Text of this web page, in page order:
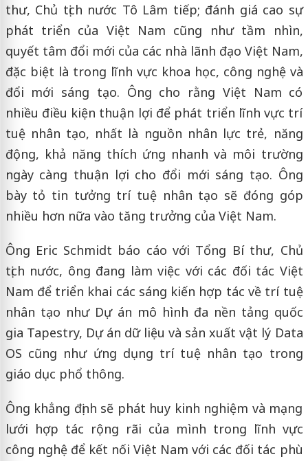
thư, Chủ tịch nước Tô Lâm tiếp; đánh giá cao sự
phát triển của Việt Nam cũng như tầm nhìn,
quyết tâm đổi mới của các nhà lãnh đạo Việt Nam,
đặc biệt là trong lĩnh vực khoa học, công nghệ và
đổi mới sáng tạo. Ông cho rằng Việt Nam có
nhiều điều kiện thuận lợi để phát triển lĩnh vực trí
tuệ nhân tạo, nhất là nguồn nhân lực trẻ, năng
động, khả năng thích ứng nhanh và môi trường
ngày càng thuận lợi cho đổi mới sáng tạo. Ông
bày tỏ tin tưởng trí tuệ nhân tạo sẽ đóng góp
nhiều hơn nữa vào tăng trưởng của Việt Nam.
Ông Eric Schmidt báo cáo với Tổng Bí thư, Chủ
tịch nước, ông đang làm việc với các đối tác Việt
Nam để triển khai các sáng kiến hợp tác về trí tuệ
nhân tạo như Dự án mô hình đa nền tảng quốc
gia Tapestry, Dự án dữ liệu và sản xuất vật lý Data
OS cũng như ứng dụng trí tuệ nhân tạo trong
giáo dục phổ thông.
Ông khẳng định sẽ phát huy kinh nghiệm và mạng
lưới hợp tác rộng rãi của mình trong lĩnh vực
công nghệ để kết nối Việt Nam với các đối tác phù